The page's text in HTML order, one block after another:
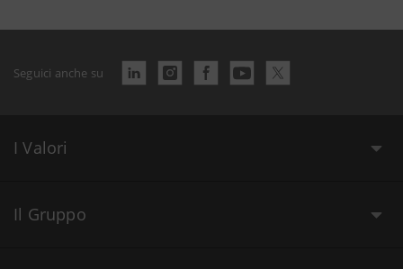
Seguici anche su
I Valori
Il Gruppo